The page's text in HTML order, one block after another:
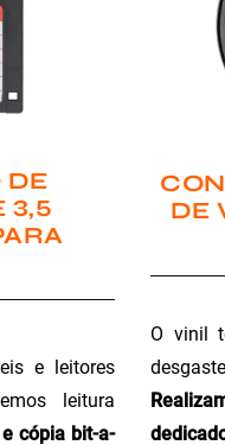
DE
3,5
e leitores
leitura
cópia bit-a-
DE
O vinil